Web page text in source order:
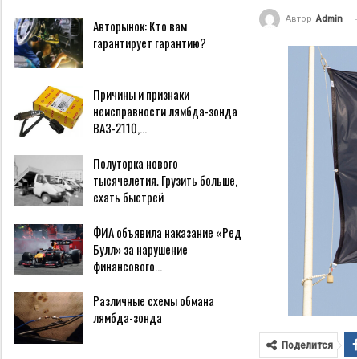
Автор Admin
Поделится
Авторынок: Кто вам
гарантирует гарантию?
Причины и признаки
неисправности лямбда-зонда
ВАЗ-2110,…
Полуторка нового
тысячелетия. Грузить больше,
ехать быстрей
ФИА объявила наказание «Ред
Булл» за нарушение
финансового…
Различные схемы обмана
лямбда-зонда